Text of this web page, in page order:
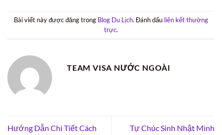
Bài viết này được đăng trong Blog Du Lịch. Đánh dấu liên kết thường
trực.
TEAM VISA NƯỚC NGOÀI
Hướng Dẫn Chi Tiết Cách
Tự Chúc Sinh Nhật Mình